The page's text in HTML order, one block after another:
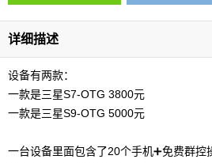
详细描述
设备有两款：
一款是三星S7-OTG 3800元
一款是三星S9-OTG 5000元
一台设备里面包含了20个手机➕免费群控